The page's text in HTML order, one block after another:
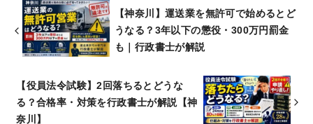
【神奈川】運送業を無許可で始めるとど
うなる？3年以下の懲役・300万円罰金
も｜行政書士が解説
【役員法令試験】2回落ちるとどうな
る？合格率・対策を行政書士が解説【神
奈川】